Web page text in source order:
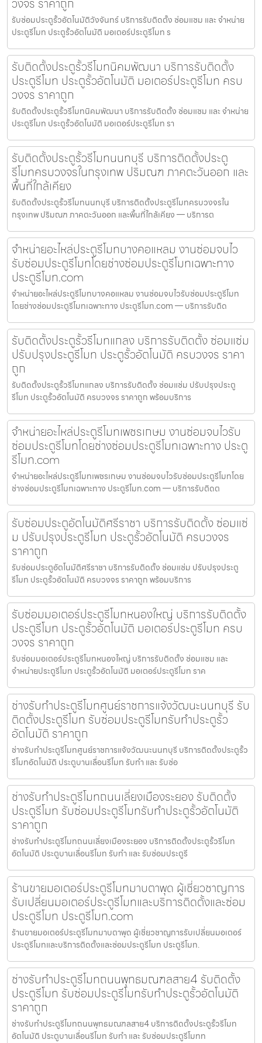
รับซ่อมประตูรั้วอัตโนมัติวังจันทร์ บริการรับติดตั้ง ซ่อมแซม และ จำหน่าย
ประตูรีโมท ประตูรั้วอัตโนมัติ มอเตอร์ประตูรีโมท ร
รับติดตั้งประตูรั้วรีโมทนิคมพัฒนา บริการรับติดตั้ง
ประตูรีโมท ประตูรั้วอัตโนมัติ มอเตอร์ประตูรีโมท ครบ
วงจร ราคาถูก
รับติดตั้งประตูรั้วรีโมทนิคมพัฒนา บริการรับติดตั้ง ซ่อมแซม และ จำหน่าย
ประตูรีโมท ประตูรั้วอัตโนมัติ มอเตอร์ประตูรีโมท รา
รับติดตั้งประตูรั้วรีโมทนนทบุรี บริการติดตั้งประตู
รีโมทครบวงจรในกรุงเทพ ปริมณฑ ภาคตะวันออก และ
พื้นที่ใกล้เคียง
รับติดตั้งประตูรั้วรีโมทนนทบุรี บริการติดตั้งประตูรีโมทครบวงจรใน
กรุงเทพ ปริมณฑ ภาคตะวันออก และพื้นที่ใกล้เคียง — บริการต
จำหน่ายอะไหล่ประตูรีโมทบางคอแหลม งานซ่อมจบไว
รับซ่อมประตูรีโมทโดยช่างซ่อมประตูรีโมทเฉพาะทาง
ประตูรีโมท.com
จำหน่ายอะไหล่ประตูรีโมทบางคอแหลม งานซ่อมจบไวรับซ่อมประตูรีโมท
โดยช่างซ่อมประตูรีโมทเฉพาะทาง ประตูรีโมท.com — บริการรับติด
รับติดตั้งประตูรั้วรีโมทแกลง บริการรับติดตั้ง ซ่อมแซ่ม
ปรับปรุงประตูรีโมท ประตูรั้วอัตโนมัติ ครบวงจร ราคา
ถูก
รับติดตั้งประตูรั้วรีโมทแกลง บริการรับติดตั้ง ซ่อมแซ่ม ปรับปรุงประตู
รีโมท ประตูรั้วอัตโนมัติ ครบวงจร ราคาถูก พร้อมบริการ
จำหน่ายอะไหล่ประตูรีโมทเพชรเกษม งานซ่อมจบไวรับ
ซ่อมประตูรีโมทโดยช่างซ่อมประตูรีโมทเฉพาะทาง ประตู
รีโมท.com
จำหน่ายอะไหล่ประตูรีโมทเพชรเกษม งานซ่อมจบไวรับซ่อมประตูรีโมทโดย
ช่างซ่อมประตูรีโมทเฉพาะทาง ประตูรีโมท.com — บริการรับติดต
รับซ่อมประตูอัตโนมัติศรีราชา บริการรับติดตั้ง ซ่อมแซ่
ม ปรับปรุงประตูรีโมท ประตูรั้วอัตโนมัติ ครบวงจร
ราคาถูก
รับซ่อมประตูอัตโนมัติศรีราชา บริการรับติดตั้ง ซ่อมแซ่ม ปรับปรุงประตู
รีโมท ประตูรั้วอัตโนมัติ ครบวงจร ราคาถูก พร้อมบริการ
รับซ่อมมอเตอร์ประตูรีโมทหนองใหญ่ บริการรับติดตั้ง
ประตูรีโมท ประตูรั้วอัตโนมัติ มอเตอร์ประตูรีโมท ครบ
วงจร ราคาถูก
รับซ่อมมอเตอร์ประตูรีโมทหนองใหญ่ บริการรับติดตั้ง ซ่อมแซม และ
จำหน่ายประตูรีโมท ประตูรั้วอัตโนมัติ มอเตอร์ประตูรีโมท ราค
ช่างรับทำประตูรีโมทศูนย์ราชการแจ้งวัฒนะนนทบุรี รับ
ติดตั้งประตูรีโมท รับซ่อมประตูรีโมทรับทำประตูรั้ว
อัตโนมัติ ราคาถูก
ช่างรับทำประตูรีโมทศูนย์ราชการแจ้งวัฒนะนนทบุรี บริการติดตั้งประตูรั้ว
รีโมทอัตโนมัติ ประตูบานเลื่อนรีโมท รับทำ และ รับซ่อ
ช่างรับทำประตูรีโมทถนนเลี่ยงเมืองระยอง รับติดตั้ง
ประตูรีโมท รับซ่อมประตูรีโมทรับทำประตูรั้วอัตโนมัติ
ราคาถูก
ช่างรับทำประตูรีโมทถนนเลี่ยงเมืองระยอง บริการติดตั้งประตูรั้วรีโมท
อัตโนมัติ ประตูบานเลื่อนรีโมท รับทำ และ รับซ่อมประตูรี
ร้านขายมอเตอร์ประตูรีโมทมาบตาพุด ผู้เชี่ยวชาญการ
รับเปลี่ยนมอเตอร์ประตูรีโมทและบริการติดตั้งและซ่อม
ประตูรีโมท ประตูรีโมท.com
ร้านขายมอเตอร์ประตูรีโมทมาบตาพุด ผู้เชี่ยวชาญการรับเปลี่ยนมอเตอร์
ประตูรีโมทและบริการติดตั้งและซ่อมประตูรีโมท ประตูรีโมท.
ช่างรับทำประตูรีโมทถนนพุทธมณฑลสาย4 รับติดตั้ง
ประตูรีโมท รับซ่อมประตูรีโมทรับทำประตูรั้วอัตโนมัติ
ราคาถูก
ช่างรับทำประตูรีโมทถนนพุทธมณฑลสาย4 บริการติดตั้งประตูรั้วรีโมท
อัตโนมัติ ประตูบานเลื่อนรีโมท รับทำ และ รับซ่อมประตูรีโมทท